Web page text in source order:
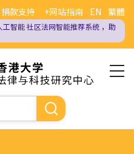
EN 繁體
捐款支持 +网站指南
工智能社区法网智能推荐系统 ，助